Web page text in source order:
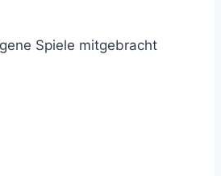
Spiele mitgebracht